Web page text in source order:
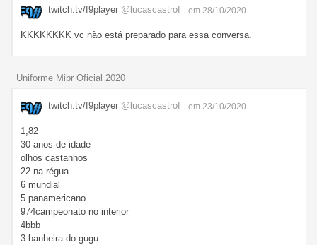
twitch.tv/f9player @lucascastrof - em 28/10/2020
KKKKKKKK vc não está preparado para essa conversa.
Uniforme Mibr Oficial 2020
twitch.tv/f9player @lucascastrof - em 23/10/2020
1,82
30 anos de idade
olhos castanhos
22 na régua
6 mundial
5 panamericano
974campeonato no interior
4bbb
3 banheira do gugu